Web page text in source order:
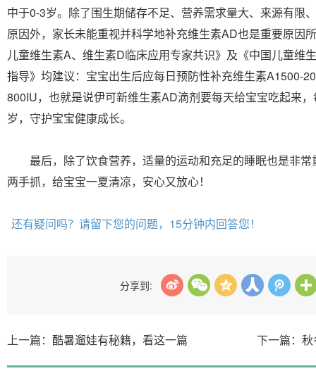
中于0-3岁。除了围生期储存不足、营养需求量大、来源有限
原因外，家长未能重视并科学地补充维生素AD也是重要原因
儿童维生素A、维生素D临床应用专家共识》及《中国儿童维
指导》均建议：宝宝出生后应每日预防性补充维生素A1500-
800IU，也就是说伊可新维生素AD滴剂要每天给宝宝吃起来
岁，守护宝宝健康成长。
最后，除了饮食营养，适量的运动和充足的睡眠也是非常
两手抓，给宝宝一夏清凉，安心又放心！
还有疑问吗？请留下您的问题，15分钟内回答您！
分享到:
上一篇：酷暑遛娃有秘籍，看这一篇 下一篇：